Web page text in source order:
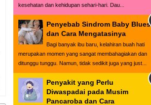
kesehatan dan kehidupan sehari-hari. Dau...
Penyebab Sindrom Baby Blues
dan Cara Mengatasinya
Bagi banyak ibu baru, kelahiran buah hati
merupakan momen yang sangat membahagiakan dan
ditunggu tunggu. Namun, tidak sedikit juga yang just...
Penyakit yang Perlu
Diwaspadai pada Musim
Pancaroba dan Cara